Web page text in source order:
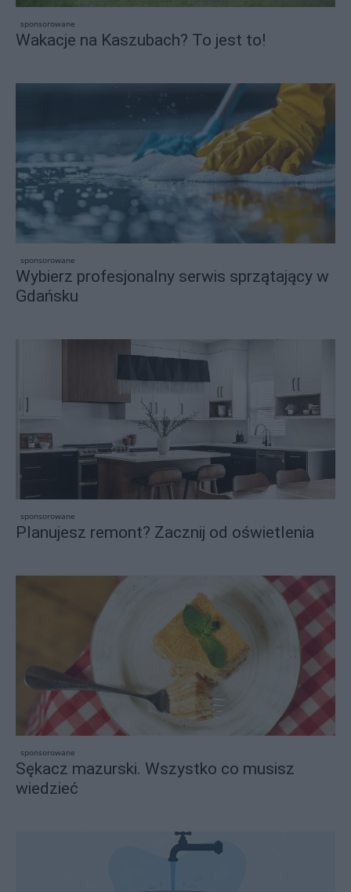
sponsorowane
Wakacje na Kaszubach? To jest to!
sponsorowane
Wybierz profesjonalny serwis sprzątający w
Gdańsku
sponsorowane
Planujesz remont? Zacznij od oświetlenia
sponsorowane
Sękacz mazurski. Wszystko co musisz
wiedzieć